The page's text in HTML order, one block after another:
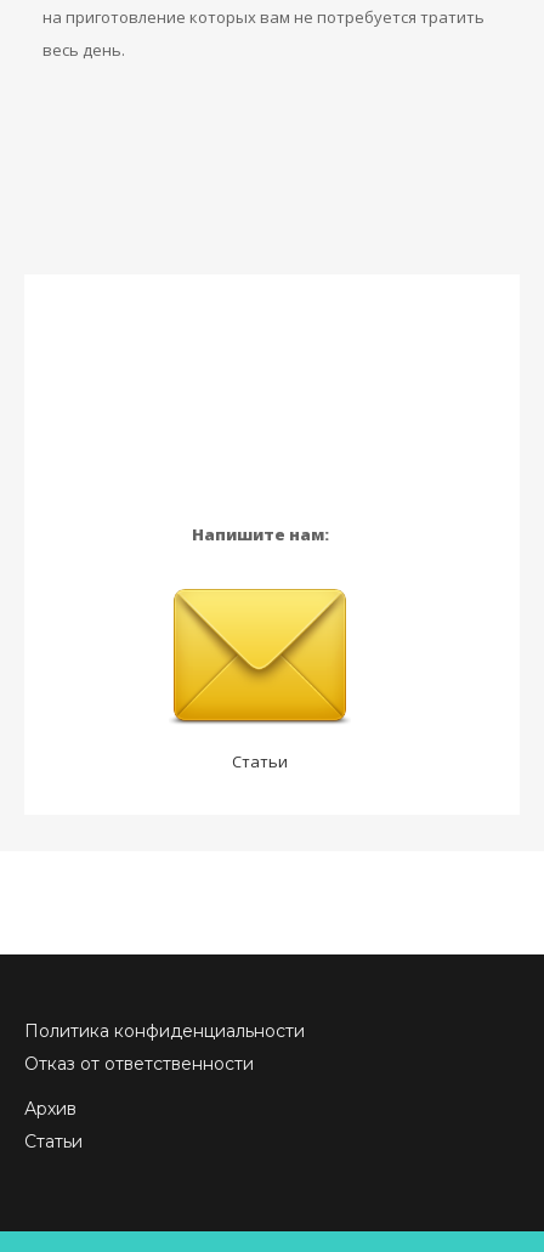
на приготовление которых вам не потребуется тратить
весь день.
Напишите нам:
Статьи
Политика конфиденциальности
Отказ от ответственности
Архив
Статьи